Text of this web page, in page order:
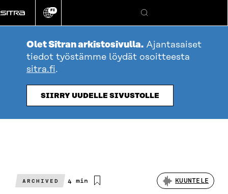
suoraan
sisältöön
Vaihda
kieli
FI
Hae
Olet Sitran arkistosivulla. Ajantasaiset
tiedot työstämme löydät osoitteesta
sitra.fi.
SIIRRY UUDELLE SIVUSTOLLE
ARCHIVED
Arvioitu
4 min KUUNTELE